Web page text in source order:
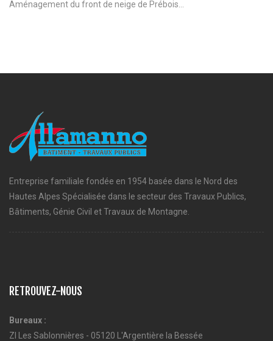
Aménagement du front de neige de Prébois...
Entreprise familiale fondée en 1954 basée dans le Nord des
Hautes Alpes Spécialisée dans le secteur des Travaux Publics,
Bâtiments, Génie Civil et Travaux de Montagne.
RETROUVEZ-NOUS
Bureaux :
ZI Les Sablonnières - 05120 L'Argentière la Bessée